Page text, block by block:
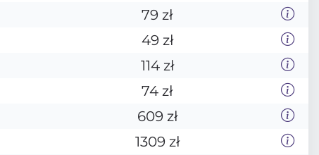
79 zł
49 zł
114 zł
74 zł
609 zł
1309 zł